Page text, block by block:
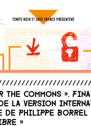
Commons ».
la version
de Philippe Borrel
»